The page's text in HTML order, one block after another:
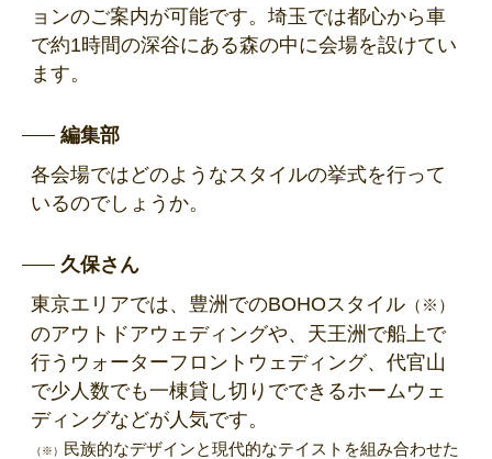
ョンのご案内が可能です。埼玉では都心から車
で約1時間の深谷にある森の中に会場を設けてい
ます。
編集部
各会場ではどのようなスタイルの挙式を行って
いるのでしょうか。
久保さん
東京エリアでは、豊洲でのBOHOスタイル （※）
のアウトドアウェディングや、天王洲で船上で
行うウォーターフロントウェディング、代官山
で少人数でも一棟貸し切りでできるホームウェ
ディングなどが人気です。
（※） 民族的なデザインと現代的なテイストを組み合わせた